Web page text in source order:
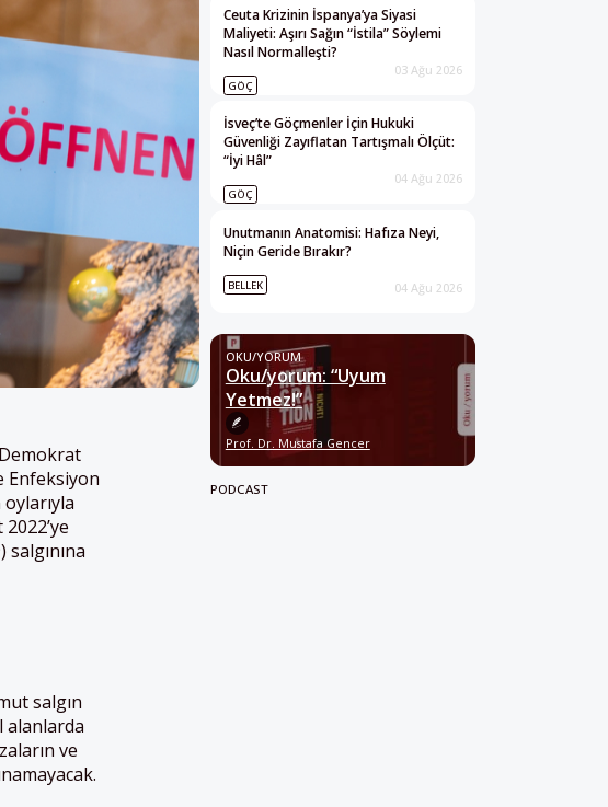
Enfeksiyon
salgın
alanlarda
ve
Ceuta Krizinin İspanya’ya Siyasi
Maliyeti: Aşırı Sağın “İstila” Söylemi
Nasıl Normalleşti?
GÖÇ
03 Ağu 2026
İsveç’te Göçmenler İçin Hukuki
Güvenliği Zayıflatan Tartışmalı Ölçüt:
“İyi Hâl”
GÖÇ
04 Ağu 2026
Unutmanın Anatomisi: Hafıza Neyi,
Niçin Geride Bırakır?
BELLEK 04 Ağu 2026
OKU/YORUM
Oku/yorum: “Uyum
Yetmez!”
Prof. Dr. Mustafa Gencer
PODCAST